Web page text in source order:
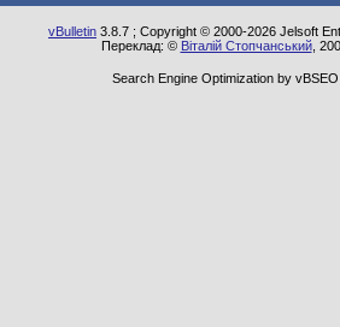
vBulletin 3.8.7 ; Copyright © 2000-2026 Jelsoft
Переклад: © Віталій Стопчанський,
Search Engine Optimization by